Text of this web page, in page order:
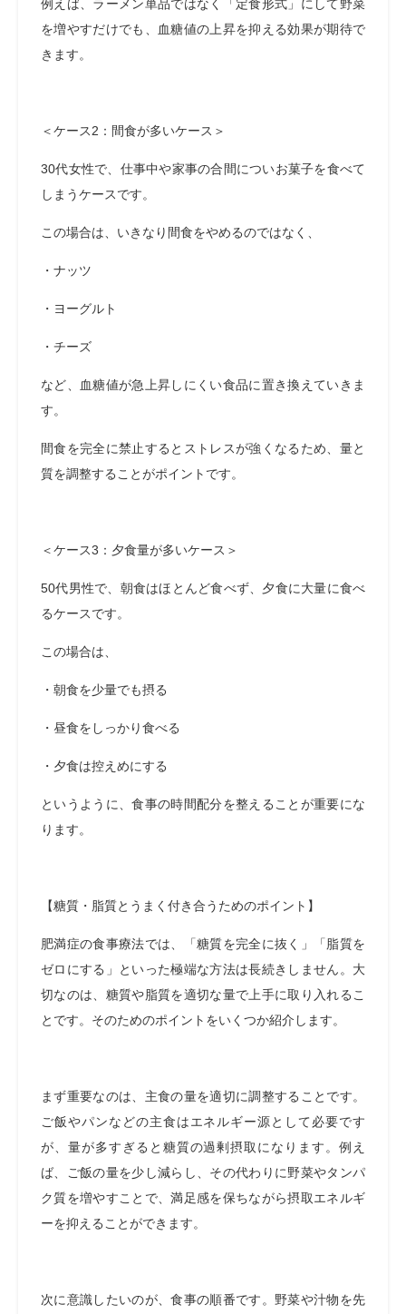
例えば、ラーメン単品ではなく「定食形式」にして野菜
を増やすだけでも、血糖値の上昇を抑える効果が期待で
きます。
＜ケース2：間食が多いケース＞
30代女性で、仕事中や家事の合間についお菓子を食べて
しまうケースです。
この場合は、いきなり間食をやめるのではなく、
・ナッツ
・ヨーグルト
・チーズ
など、血糖値が急上昇しにくい食品に置き換えていきま
す。
間食を完全に禁止するとストレスが強くなるため、量と
質を調整することがポイントです。
＜ケース3：夕食量が多いケース＞
50代男性で、朝食はほとんど食べず、夕食に大量に食べ
るケースです。
この場合は、
・朝食を少量でも摂る
・昼食をしっかり食べる
・夕食は控えめにする
というように、食事の時間配分を整えることが重要にな
ります。
【糖質・脂質とうまく付き合うためのポイント】
肥満症の食事療法では、「糖質を完全に抜く」「脂質を
ゼロにする」といった極端な方法は長続きしません。大
切なのは、糖質や脂質を適切な量で上手に取り入れるこ
とです。そのためのポイントをいくつか紹介します。
まず重要なのは、主食の量を適切に調整することです。
ご飯やパンなどの主食はエネルギー源として必要です
が、量が多すぎると糖質の過剰摂取になります。例え
ば、ご飯の量を少し減らし、その代わりに野菜やタンパ
ク質を増やすことで、満足感を保ちながら摂取エネルギ
ーを抑えることができます。
次に意識したいのが、食事の順番です。野菜や汁物を先